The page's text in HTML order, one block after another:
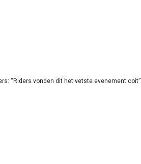
“Riders vonden dit het vetste evenement ooit”